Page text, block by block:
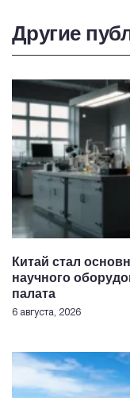
Другие
Китай стал
научного
палата
6 августа, 2026